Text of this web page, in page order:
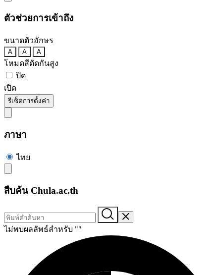
ตัวช่วยการเข้าถึง
ขนาดตัวอักษร
A A A
โหมดสีตัดกันสูง
ปิด
เปิด
รีเซ็ตการตั้งค่า
ภาษา
ไทย
สืบค้น Chula.ac.th
ไม่พบผลลัพธ์สำหรับ ""